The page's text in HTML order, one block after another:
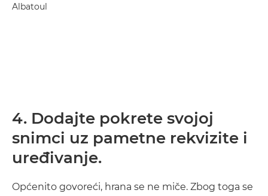
Albatoul
4. Dodajte pokrete svojoj
snimci uz pametne rekvizite i
uređivanje.
Općenito govoreći, hrana se ne miče. Zbog toga se